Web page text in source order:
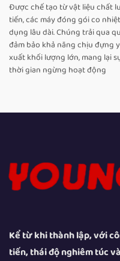
Được chế tạo từ vật liệu chất
tiến, các máy đóng gói co
dụng lâu dài. Chúng trải qua
đảm bảo khả năng chịu đựng
xuất khối lượng lớn, mang lại
thời gian ngừng hoạt động
Kể từ khi thành lập, với
tiến, thái độ nghiêm túc